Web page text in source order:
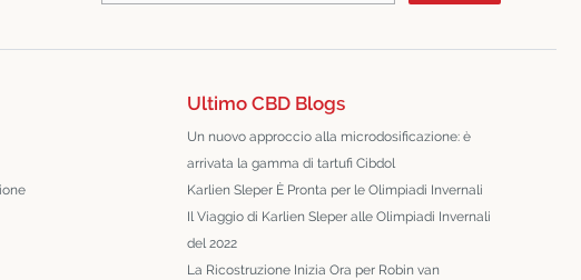
Ultimo CBD Blogs
Un nuovo approccio alla microdosificazione: è
arrivata la gamma di tartufi Cibdol
Karlien Sleper È Pronta per le Olimpiadi Invernali
Il Viaggio di Karlien Sleper alle Olimpiadi Invernali
del 2022
La Ricostruzione Inizia Ora per Robin van